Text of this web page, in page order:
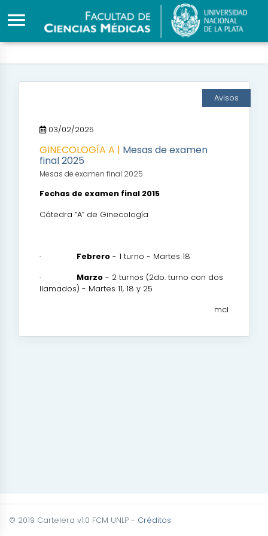
Avisos
03/02/2025
GINECOLOGÍA A | Mesas de examen
final 2025
Mesas de examen final 2025
Fechas de examen final 2015
Cátedra “A” de Ginecología
· Febrero - 1 turno - Martes 18
· Marzo - 2 turnos (2do. turno con dos
llamados) - Martes 11, 18 y 25
mcl
© 2019 Cartelera v1.0 FCM UNLP - Créditos